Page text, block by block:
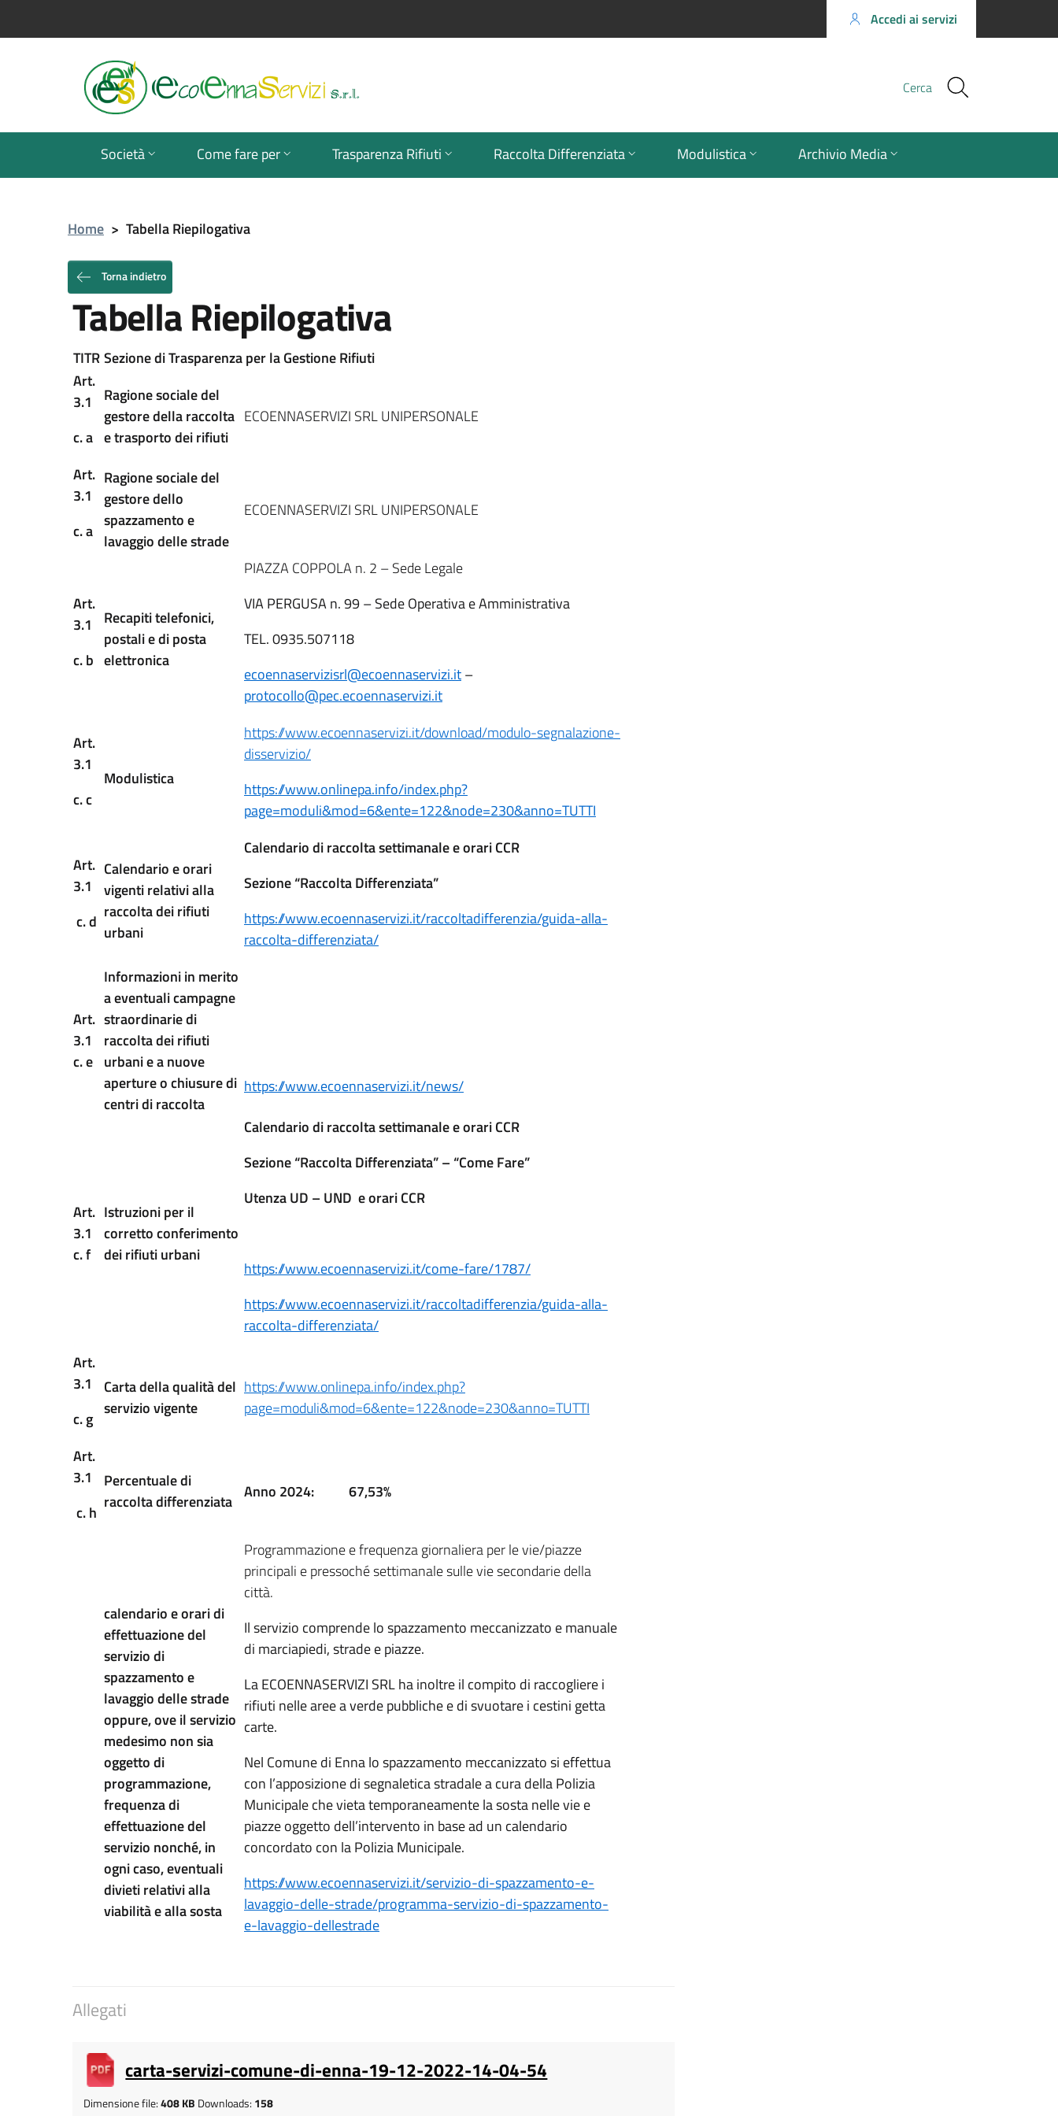
Accedi ai servizi
Cerca
Società Come fare per Trasparenza Rifiuti Raccolta Differenziata Modulistica Archivio Media
Home > Tabella Riepilogativa
Torna indietro
Tabella Riepilogativa
TITRSezione di Trasparenza per la Gestione Rifiuti
Art.
3.1
c. a
Ragione sociale del
gestore della raccolta
e trasporto dei rifiuti
ECOENNASERVIZI SRL UNIPERSONALE
Art.
3.1
c. a
Ragione sociale del
gestore dello
spazzamento e
lavaggio delle strade
ECOENNASERVIZI SRL UNIPERSONALE
Art.
3.1
c. b
Recapiti telefonici,
postali e di posta
elettronica
PIAZZA COPPOLA n. 2 – Sede Legale
VIA PERGUSA n. 99 – Sede Operativa e Amministrativa
TEL. 0935.507118
ecoennaservizisrl@ecoennaservizi.it–
protocollo@pec.ecoennaservizi.it
Art.
3.1
c. c
Modulistica
https://www.ecoennaservizi.it/download/modulo-segnalazione-
disservizio/
https://www.onlinepa.info/index.php?
page=moduli&mod=6&ente=122&node=230&anno=TUTTI
Art.
3.1
c. d
Calendario e orari
vigenti relativi alla
raccolta dei rifiuti
urbani
Calendario di raccolta settimanale e orari CCR
Sezione “Raccolta Differenziata”
https://www.ecoennaservizi.it/raccoltadifferenzia/guida-alla-
raccolta-differenziata/
Art.
3.1
c. e
Informazioni in merito
a eventuali campagne
straordinarie di
raccolta dei rifiuti
urbani e a nuove
aperture o chiusure di
centri di raccolta
https://www.ecoennaservizi.it/news/
Art.
3.1
c. f
Istruzioni per il
corretto conferimento
dei rifiuti urbani
Calendario di raccolta settimanale e orari CCR
Sezione “Raccolta Differenziata” – “Come Fare”
Utenza UD – UND e orari CCR
https://www.ecoennaservizi.it/come-fare/1787/
https://www.ecoennaservizi.it/raccoltadifferenzia/guida-alla-
raccolta-differenziata/
Art.
3.1
c. g
Carta della qualità del
servizio vigente
https://www.onlinepa.info/index.php?
page=moduli&mod=6&ente=122&node=230&anno=TUTTI
Art.
3.1
c. h
Percentuale di
raccolta differenziata Anno 2024: 67,53%
calendario e orari di
effettuazione del
servizio di
spazzamento e
lavaggio delle strade
oppure, ove il servizio
medesimo non sia
oggetto di
programmazione,
frequenza di
effettuazione del
servizio nonché, in
ogni caso, eventuali
divieti relativi alla
viabilità e alla sosta
Programmazione e frequenza giornaliera per le vie/piazze
principali e pressoché settimanale sulle vie secondarie della
città.
Il servizio comprende lo spazzamento meccanizzato e manuale
di marciapiedi, strade e piazze.
La ECOENNASERVIZI SRL ha inoltre il compito di raccogliere i
rifiuti nelle aree a verde pubbliche e di svuotare i cestini getta
carte.
Nel Comune di Enna lo spazzamento meccanizzato si effettua
con l’apposizione di segnaletica stradale a cura della Polizia
Municipale che vieta temporaneamente la sosta nelle vie e
piazze oggetto dell’intervento in base ad un calendario
concordato con la Polizia Municipale.
https://www.ecoennaservizi.it/servizio-di-spazzamento-e-
lavaggio-delle-strade/programma-servizio-di-spazzamento-
e-lavaggio-dellestrade
Allegati
carta-servizi-comune-di-enna-19-12-2022-14-04-54
Dimensione file:408 KB Downloads: 158